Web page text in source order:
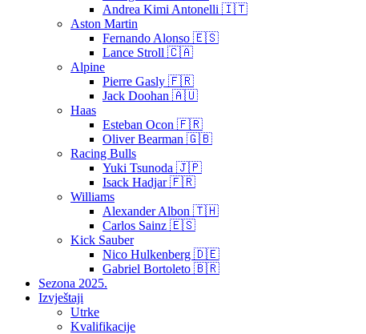
Andrea Kimi Antonelli 🇮🇹
Aston Martin
Fernando Alonso 🇪🇸
Lance Stroll 🇨🇦
Alpine
Pierre Gasly 🇫🇷
Jack Doohan 🇦🇺
Haas
Esteban Ocon 🇫🇷
Oliver Bearman 🇬🇧
Racing Bulls
Yuki Tsunoda 🇯🇵
Isack Hadjar 🇫🇷
Williams
Alexander Albon 🇹🇭
Carlos Sainz 🇪🇸
Kick Sauber
Nico Hulkenberg 🇩🇪
Gabriel Bortoleto 🇧🇷
Sezona 2025.
Izvještaji
Utrke
Kvalifikacije